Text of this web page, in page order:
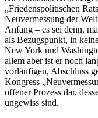
„Friedenspolitischen
Neuvermessung der
Anfang – es sei denn,
als Bezugspunkt, in
New York und
allem aber ist er noch
vorläufigen, Abschluss
Kongress
offener Prozess dar,
ungewiss sind.